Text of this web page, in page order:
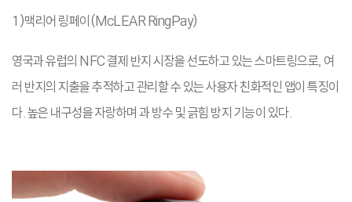
1)맥리어 링페이(McLEAR RingPay)
영국과 유럽의 NFC 결제 반지 시장을 선도하고 있는 스마트링으로, 여
러 반지의 지출을 추적하고 관리할 수 있는 사용자 친화적인 앱이 특징이
다. 높은 내구성을 자랑하며 과 방수 및 긁힘 방지 기능이 있다.